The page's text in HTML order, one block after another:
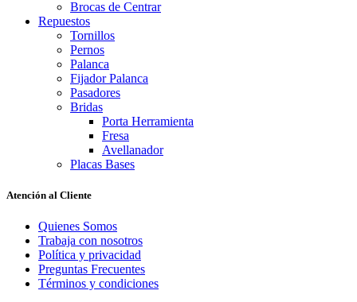
Brocas de Centrar
Repuestos
Tornillos
Pernos
Palanca
Fijador Palanca
Pasadores
Bridas
Porta Herramienta
Fresa
Avellanador
Placas Bases
Atención al Cliente
Quienes Somos
Trabaja con nosotros
Política y privacidad
Preguntas Frecuentes
Términos y condiciones